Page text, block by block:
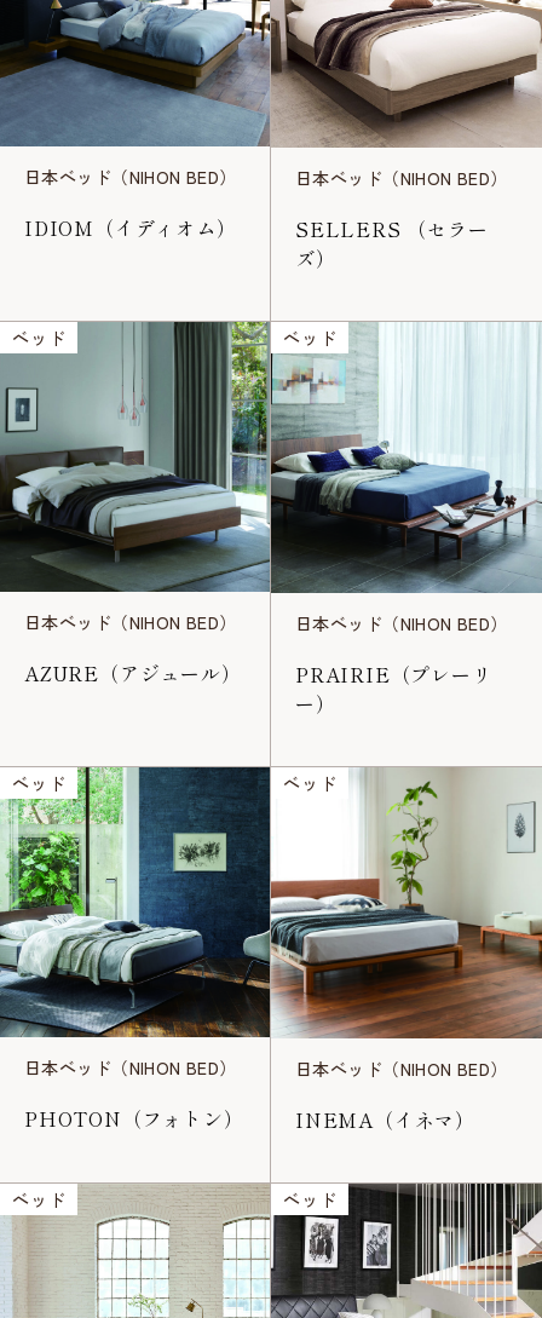
日本ベッド（NIHON BED）
IDIOM（イディオム）
日本ベッド（NIHON BED）
SELLERS （セラー
ズ）
ベッド
日本ベッド（NIHON BED）
AZURE（アジュール）
ベッド
日本ベッド（NIHON BED）
PRAIRIE（プレーリ
ー）
ベッド
日本ベッド（NIHON BED）
PHOTON（フォトン）
ベッド
日本ベッド（NIHON BED）
INEMA（イネマ）
ベッド ベッド